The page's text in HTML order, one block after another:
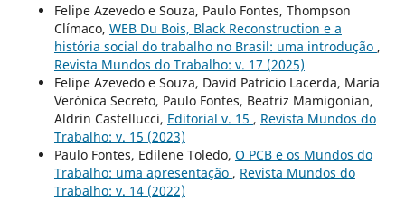
Felipe Azevedo e Souza, Paulo Fontes, Thompson
Clímaco, WEB Du Bois, Black Reconstruction e a
história social do trabalho no Brasil: uma introdução ,
Revista Mundos do Trabalho: v. 17 (2025)
Felipe Azevedo e Souza, David Patrício Lacerda, María
Verónica Secreto, Paulo Fontes, Beatriz Mamigonian,
Aldrin Castellucci, Editorial v. 15 , Revista Mundos do
Trabalho: v. 15 (2023)
Paulo Fontes, Edilene Toledo, O PCB e os Mundos do
Trabalho: uma apresentação , Revista Mundos do
Trabalho: v. 14 (2022)